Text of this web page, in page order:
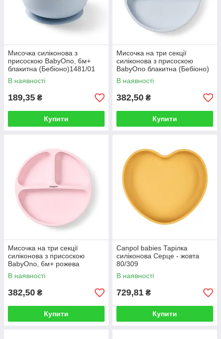
Мисочка силіконова з
присоскою BabyOno, 6м+
блакитна (Бебіоно)1481/01
В наявності
189,35 ₴
Купити
Мисочка на три секції
силіконова з присоскою
BabyOno блакитна (Бебіоно)
1482/01
В наявності
382,50 ₴
Купити
Мисочка на три секції
силіконова з присоскою
BabyOno, 6м+ рожева
(Бебіоно)1482/02
В наявності
382,50 ₴
Купити
Canpol babies Тарілка
силіконова Серце - жовта
80/309
В наявності
729,81 ₴
Купити